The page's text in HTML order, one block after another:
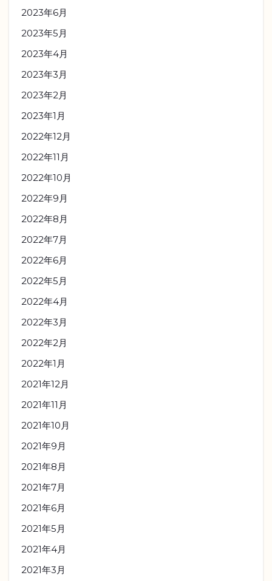
2023年6月
2023年5月
2023年4月
2023年3月
2023年2月
2023年1月
2022年12月
2022年11月
2022年10月
2022年9月
2022年8月
2022年7月
2022年6月
2022年5月
2022年4月
2022年3月
2022年2月
2022年1月
2021年12月
2021年11月
2021年10月
2021年9月
2021年8月
2021年7月
2021年6月
2021年5月
2021年4月
2021年3月